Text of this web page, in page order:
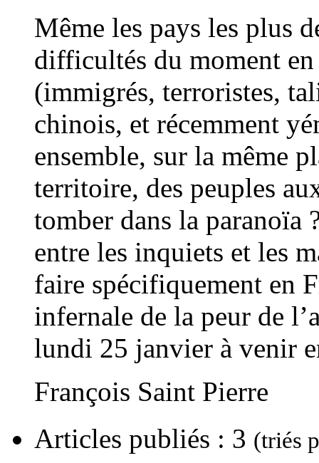
Même les pays les plus
difficultés du moment
(immigrés, terroristes,
chinois, et récemment
ensemble, sur la même
territoire, des peuples
tomber dans la paranoïa
entre les inquiets et les
faire spécifiquement en
infernale de la peur de
lundi 25 janvier à venir
François Saint Pierre
Articles publiés : 3 (triés